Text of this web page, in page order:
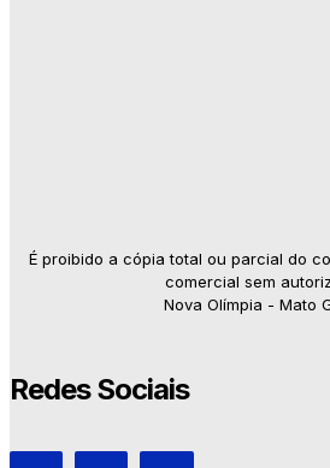
É proibido a cópia total ou parcial do
comercial sem
Nova Olímpia - Mato
Redes Sociais